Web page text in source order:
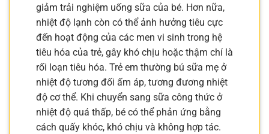
giảm trải nghiệm uống sữa của bé. Hơn nữa,
nhiệt độ lạnh còn có thể ảnh hưởng tiêu cực
đến hoạt động của các men vi sinh trong hệ
tiêu hóa của trẻ, gây khó chịu hoặc thậm chí là
rối loạn tiêu hóa. Trẻ em thường bú sữa mẹ ở
nhiệt độ tương đối ấm áp, tương đương nhiệt
độ cơ thể. Khi chuyển sang sữa công thức ở
nhiệt độ quá thấp, bé có thể phản ứng bằng
cách quấy khóc, khó chịu và không hợp tác.